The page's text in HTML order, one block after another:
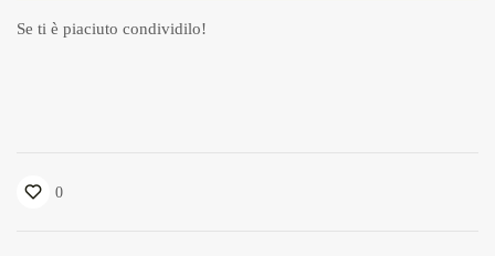
Se ti è piaciuto condividilo!
0